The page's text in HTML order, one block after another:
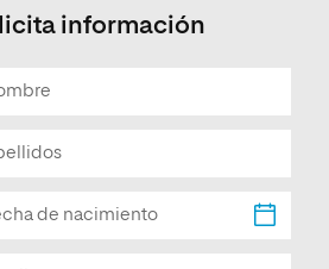
información